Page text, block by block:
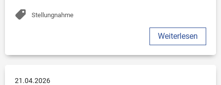
Stellungnahme
Weiterlesen
21.04.2026